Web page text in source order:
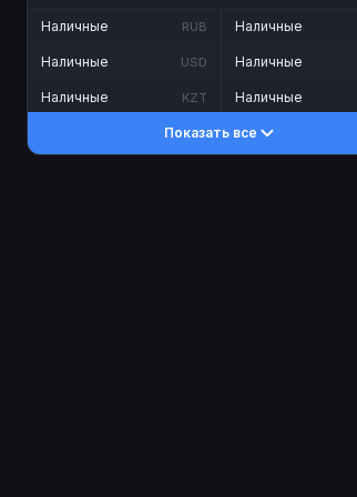
Наличные RUB
Наличные USD
Наличные KZT
Наличные
Наличные
Наличные
Показать все